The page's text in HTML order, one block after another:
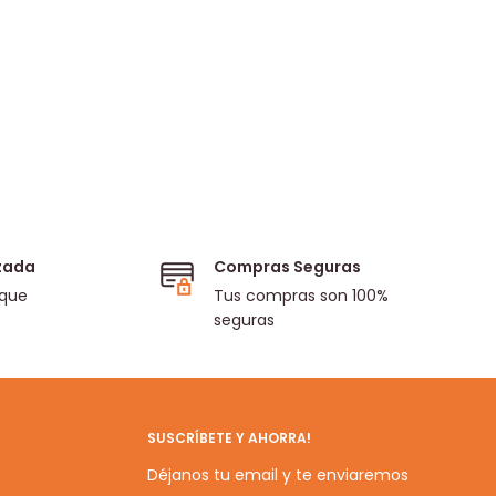
Compras Seguras
Tus compras son 100%
seguras
SUSCRÍBETE Y AHORRA!
Déjanos tu email y te enviaremos